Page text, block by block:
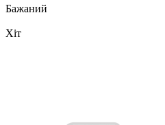
Бажаний
Хіт